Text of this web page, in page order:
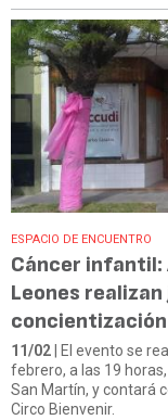
ESPACIO DE ENCUENTRO
Cáncer infantil:
Leones
concientización
11/02 | El evento se
febrero, a las 19
San Martín, y contará
Circo Bienvenir.